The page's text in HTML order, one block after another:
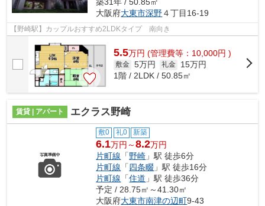
大阪府大東市深野４丁目16-19
【野崎駅】カップルおすすめ2LDKタイプ 南向き
5.5万円 (管理費等：10,000円 )
敷金 5万円 礼金
15万円
1階 / 2LDK / 50.85㎡
賃貸 | アパート エクラス野崎
敷0 礼0 新築
6.1万円～8.2万円
片町線 「野崎 」駅 徒歩6分
片町線 「四条畷 」駅 徒歩16分
片町線 「住道 」駅 徒歩36分
予定 / 28.75㎡～41.30㎡
大阪府大東市南津の辺町9-43